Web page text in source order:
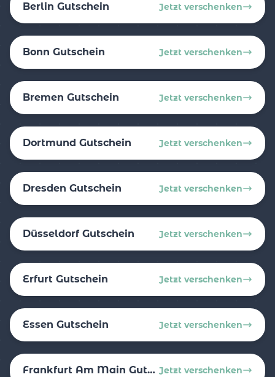
Berlin Gutschein Jetzt verschenken
Bonn Gutschein Jetzt verschenken
Bremen Gutschein Jetzt verschenken
Dortmund Gutschein Jetzt verschenken
Dresden Gutschein Jetzt verschenken
Düsseldorf Gutschein Jetzt verschenken
Erfurt Gutschein Jetzt verschenken
Essen Gutschein Jetzt verschenken
Frankfurt Am Main Gutschein Jetzt verschenken